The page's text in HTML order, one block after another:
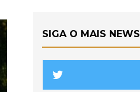
SIGA O MAIS NEWS